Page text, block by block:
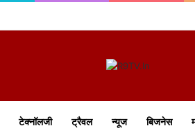
टेक्नॉलजी ट्रैवल न्यूज बिजनेस